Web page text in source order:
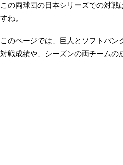
この両球団の日本シリーズでの対
すね。
このページでは、巨人とソフトバン
対戦成績や、シーズンの両チームの